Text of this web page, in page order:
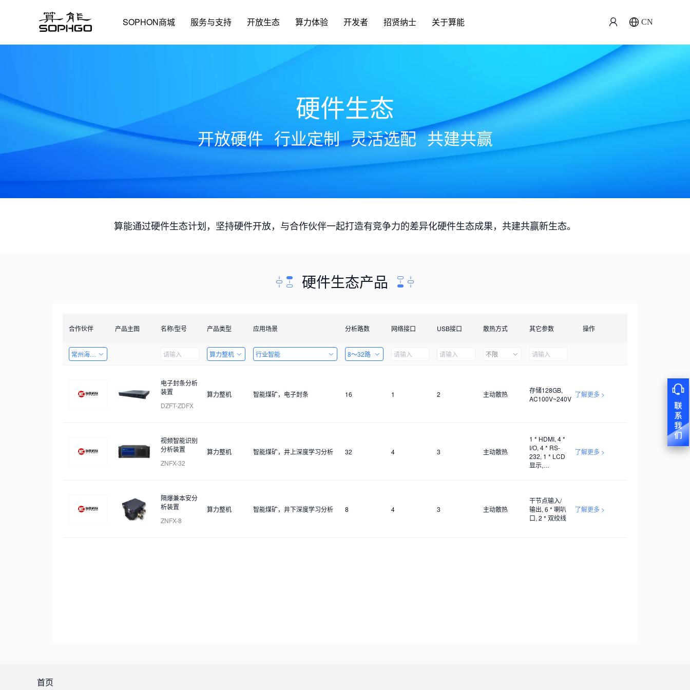
SOPHON商城 服务与支持 开放生态 算力体验 开发者 招贤纳士 关于算能 CN
硬件生态
开放硬件 行业定制 灵活选配 共建共赢
算能通过硬件生态计划，坚持硬件开放，与合作伙伴一起打造有竞争力的差异化硬件生态成果，共建共赢新生态。
硬件生态产品
合作伙伴 产品主图 名称/型号 产品类型 应用场景 分析路数 网络接口 USB接口 散热方式 其它参数 操作
常州海图电子科技有限公司 算力整机 行业智能 8～32路 不限
电子封条分析
装置
DZFT-ZDFX
算力整机 智能煤矿，电子封条 16 1 2 主动散热
存储128GB,
AC100V~240V 了解更多 >
视频智能识别
分析装置
ZNFX-32
算力整机 智能煤矿，井上深度学习分析 32 4 3 主动散热
1 * HDMI, 4 *
I/O, 4 * RS-
232, 1 * LCD
显示,
了解更多 >
隔爆兼本安分
析装置
ZNFX-8
算力整机 智能煤矿，井下深度学习分析 8 4 3 主动散热
干节点输入/
输出, 6 * 喇叭
口, 2 * 双绞线
了解更多 >
首页